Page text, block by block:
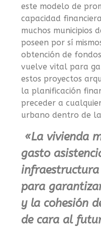
este modelo de
capacidad
muchos municipios
poseen por sí
obtención de
vuelve vital para
estos proyectos
la planificación
preceder a
urbano dentro de
«La vivienda
gasto
para
y la cohesión
de cara al